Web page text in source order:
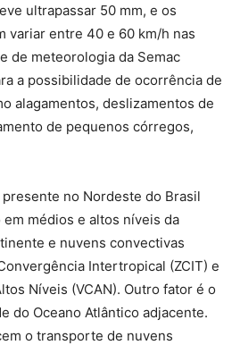
ultrapassar 50 mm, e os
variar entre 40 e 60 km/h nas
de meteorologia da Semac
a possibilidade de ocorrência de
alagamentos, deslizamentos de
de pequenos córregos,
no Nordeste do Brasil
médios e altos níveis da
e nuvens convectivas
Intertropical (ZCIT) e
Níveis (VCAN). Outro fator é o
do Oceano Atlântico adjacente.
o transporte de nuvens